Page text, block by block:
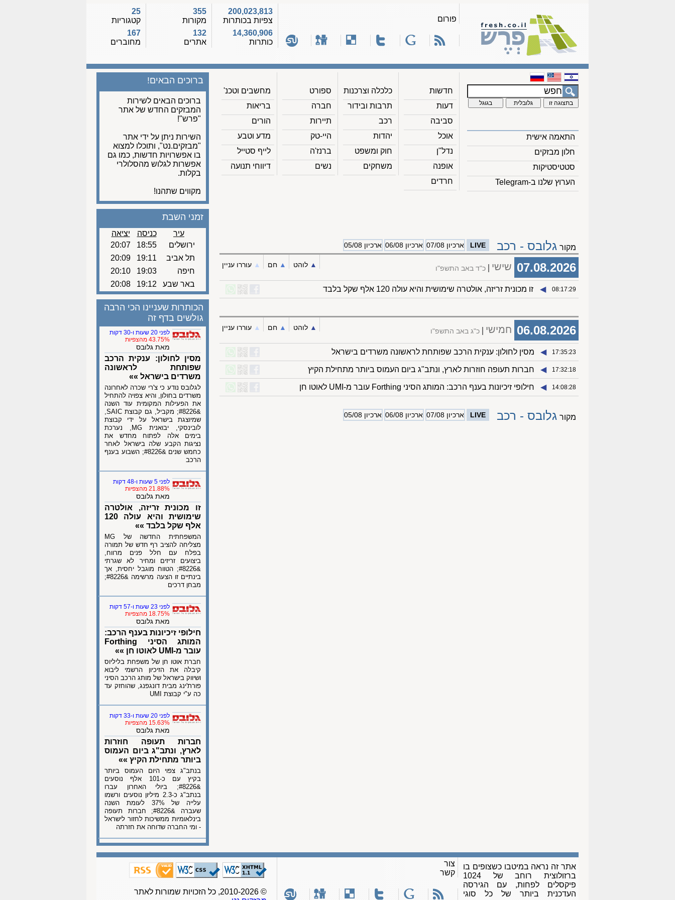
פורום
200,023,813
צפיות בכותרות
14,360,906
כותרות
355
מקורות
132
אתרים
25
קטגוריות
167
מחוברים
התאמה אישית
חלון מבזקים
סטטיסטיקות
הערוץ שלנו ב-Telegram
חדשות
דעות
סביבה
אוכל
נדל"ן
אופנה
חרדים
כלכלה וצרכנות
תרבות ובידור
רכב
יהדות
חוק ומשפט
משחקים
ספורט
חברה
תיירות
היי-טק
ברנז'ה
נשים
מחשבים וטכנ'
בריאות
הורים
מדע וטבע
לייף סטייל
דיווחי תנועה
ברוכים הבאים!
ברוכים הבאים לשירות
המבזקים החדש של אתר
"פרש"!
השירות ניתן על ידי אתר
"מבזקים.נט", ותוכלו למצוא
בו אפשרויות חדשות, כמו גם
אפשרות לגלוש מהסלולרי
בקלות.
מקווים שתהנו!
מקור גלובס - רכב LIVE ארכיון 07/08 ארכיון 06/08 ארכיון 05/08
07.08.2026 שישי כ"ד באב התשפ"ו ▲︎ לוהט ▲︎ חם ▲︎ עוררו עניין
08:17:29
◀︎ זו מכונית זריזה, אולטרה שימושית והיא עולה 120 אלף שקל בלבד
06.08.2026 חמישי כ"ג באב התשפ"ו ▲︎ לוהט ▲︎ חם ▲︎ עוררו עניין
17:35:23
◀︎ מסין לחולון: ענקית הרכב שפותחת לראשונה משרדים בישראל
17:32:18
◀︎ חברות תעופה חוזרות לארץ, ונתב"ג ביום העמוס ביותר מתחילת הקיץ
14:08:28
◀︎ חילופי זיכיונות בענף הרכב: המותג הסיני Forthing עובר מ-UMI לאוטו חן
מקור גלובס - רכב LIVE ארכיון 07/08 ארכיון 06/08 ארכיון 05/08
זמני השבת
עיר כניסה
יציאה
ירושלים
18:55
20:07
תל אביב
19:11
20:09
חיפה
19:03
20:10
באר שבע
19:12
20:08
הכותרות שעניינו הכי הרבה
גולשים בדף זה
לפני 20 שעות ו-30 דקות
43.75% מהצפיות
מאת גלובס
מסין לחולון: ענקית הרכב
שפותחת לראשונה
משרדים בישראל »»
לגלובס נודע כי צ'רי שכרה לאחרונה
משרדים בחולון, והיא צפויה להתחיל
את הפעילות המקומית עוד השנה
&#8226; מקביל, גם קבוצת SAIC,
שמיוצגת בישראל על ידי קבוצת
לובינסקי, יבואנית MG, נערכת
בימים אלה לפתוח מחדש את
נציגות הקבע שלה בישראל לאחר
כחמש שנים &#8226; השבוע בענף
הרכב
לפני 5 שעות ו-48 דקות
21.88% מהצפיות
מאת גלובס
זו מכונית זריזה, אולטרה
שימושית והיא עולה 120
אלף שקל בלבד »»
המשפחתית החדשה של MG
מצליחה להציב רף חדש של תמורה
בפלח עם חלל פנים מרווח,
ביצועים זריזים ומחיר לא שגרתי
&#8226; הטווח מוגבל יחסית, אך
בינתיים זו הצעה מרשימה &#8226;
מבחן דרכים
לפני 23 שעות ו-57 דקות
18.75% מהצפיות
מאת גלובס
חילופי זיכיונות בענף הרכב:
המותג הסיני Forthing
עובר מ-UMI לאוטו חן »»
חברת אוטו חן של משפחת בליליוס
קיבלה את הזיכיון הרשמי ליבוא
ושיווק בישראל של מותג הרכב הסיני
פורת'ינג מבית דונגפנג, שהוחזק עד
כה ע"י קבוצת UMI
לפני 20 שעות ו-33 דקות
15.63% מהצפיות
מאת גלובס
חברות תעופה חוזרות
לארץ, ונתב"ג ביום העמוס
ביותר מתחילת הקיץ »»
בנתב"ג צפוי היום העמוס ביותר
בקיץ עם כ-101 אלף נוסעים
&#8226; ביולי האחרון עברו
בנתב"ג כ-2.3 מיליון נוסעים ורשמו
עלייה של 37% לעומת השנה
שעברה &#8226; חברות תעופה
בינלאומיות ממשיכות לחזור לישראל
- ומי החברה שדוחה את חזרתה
אתר זה נראה במיטבו כשצופים בו
ברזולוצית רוחב של 1024
פיקסלים לפחות, עם הגירסה
העדכנית ביותר של כל סוגי
צור
קשר
© 2010-2026, כל הזכויות שמורות לאתר